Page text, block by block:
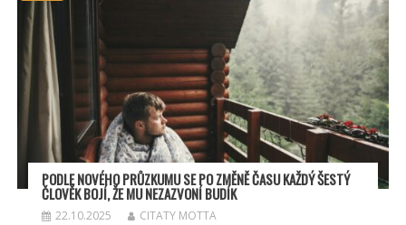
PODLE NOVÉHO PRŮZKUMU SE PO ZMĚNĚ ČASU KAŽDÝ ŠESTÝ
ČLOVĚK BOJÍ, ŽE MU NEZAZVONÍ BUDÍK
22.10.2025 CITATY MOTTA